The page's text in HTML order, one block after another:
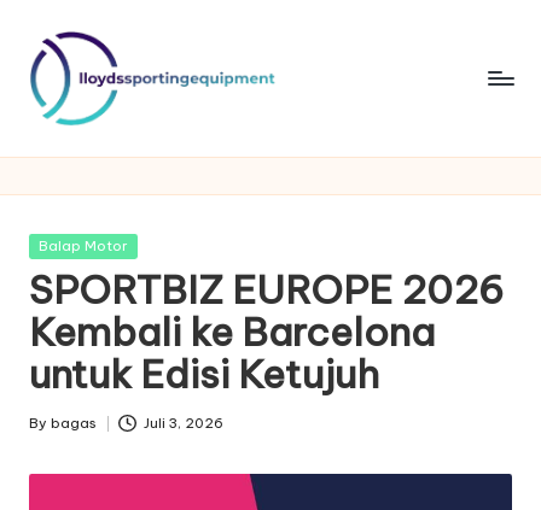
content
ll
o
y
d
s
s
p
o
rt
Posted
Balap Motor
SPORTBIZ EUROPE 2026
Kembali ke Barcelona
untuk Edisi Ketujuh
Posted
By bagas Juli 3, 2026